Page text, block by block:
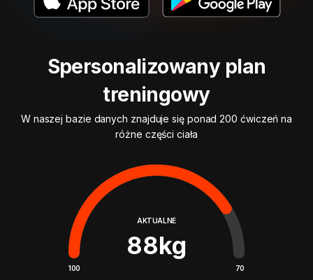
Spersonalizowany plan
treningowy
W naszej bazie danych znajduje się ponad 200 ćwiczeń na
różne części ciała
AKTUALNE
88kg
100 70